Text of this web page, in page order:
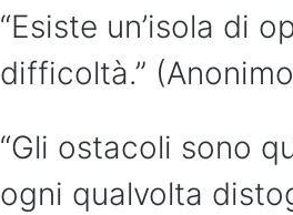
“Esiste un’isola di
difficoltà.”
“Gli ostacoli sono
ogni qualvolta